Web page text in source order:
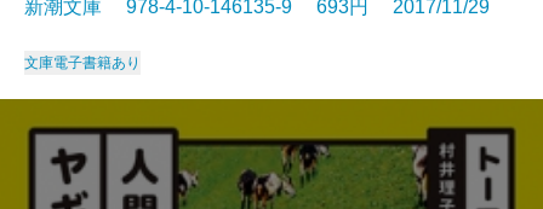
新潮文庫 978-4-10-146135-9 693円 2017/11/29
文庫電子書籍あり